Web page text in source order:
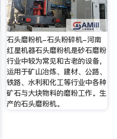
石头磨粉机-石头粉碎机-河南
红星机器石头磨粉机是砂石磨粉
行业中较为常见和古老的设备，
运用于矿山冶炼、建材、公路、
铁路、水利和化工等行业中各种
矿石与大块物料的磨粉工作。生
产的石头磨粉机。